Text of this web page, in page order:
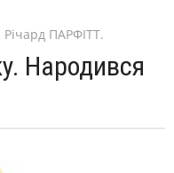
ПАРФІТТ.
Народився